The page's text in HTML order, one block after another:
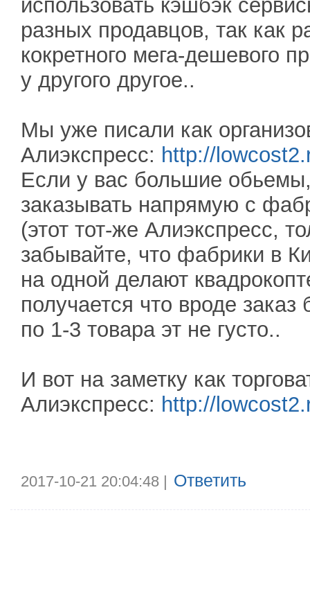
использовать кэшбэк
разных продавцов, так как
кокретного мега-дешевого
у другого другое..
Мы уже писали как
Алиэкспресс: http://
Если у вас большие
заказывать напрямую с
(этот тот-же Алиэкспресс,
забывайте, что фабрики в
на одной делают
получается что вроде
по 1-3 товара эт не густо..
И вот на заметку как
Алиэкспресс: http://
2017-10-21 20:04:48 | Ответить